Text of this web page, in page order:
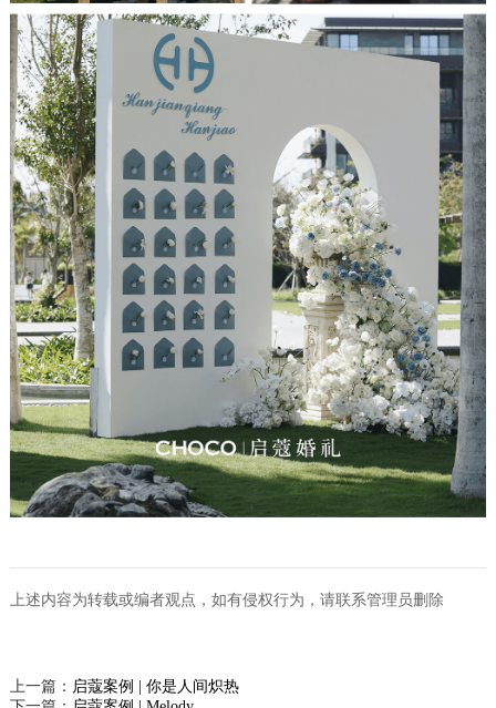
上述内容为转载或编者观点，如有侵权行为，请联系管理员删除
上一篇： 启蔻案例 | 你是人间炽热